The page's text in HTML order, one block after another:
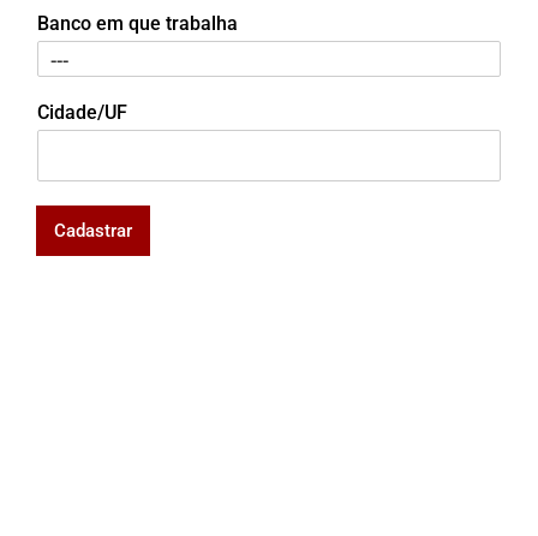
Banco em que trabalha
Cidade/UF
Cadastrar